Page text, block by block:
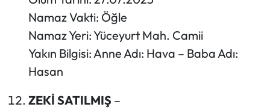
Namaz Vakti: Öğle
Namaz Yeri: Yüceyurt Mah. Camii
Yakın Bilgisi: Anne Adı: Hava – Baba Adı:
Hasan
ZEKİ SATILMIŞ –